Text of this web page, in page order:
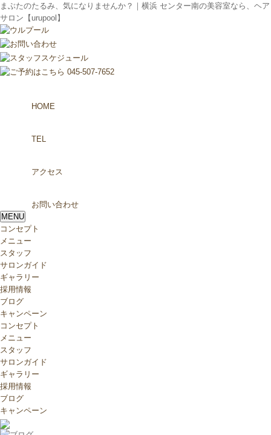
まぶたのたるみ、気になりませんか？｜横浜 センター南の美容室なら、ヘア
サロン【urupool】
HOME
TEL
アクセス
お問い合わせ
MENU
コンセプト
メニュー
スタッフ
サロンガイド
ギャラリー
採用情報
ブログ
キャンペーン
コンセプト
メニュー
スタッフ
サロンガイド
ギャラリー
採用情報
ブログ
キャンペーン